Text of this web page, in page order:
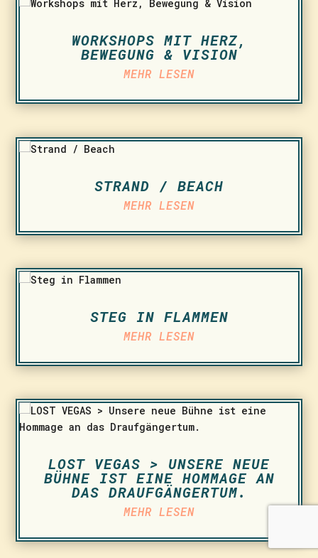
WORKSHOPS MIT HERZ,
BEWEGUNG & VISION
MEHR LESEN
STRAND / BEACH
MEHR LESEN
STEG IN FLAMMEN
MEHR LESEN
LOST VEGAS > UNSERE NEUE
BÜHNE IST EINE HOMMAGE AN
DAS DRAUFGÄNGERTUM.
MEHR LESEN